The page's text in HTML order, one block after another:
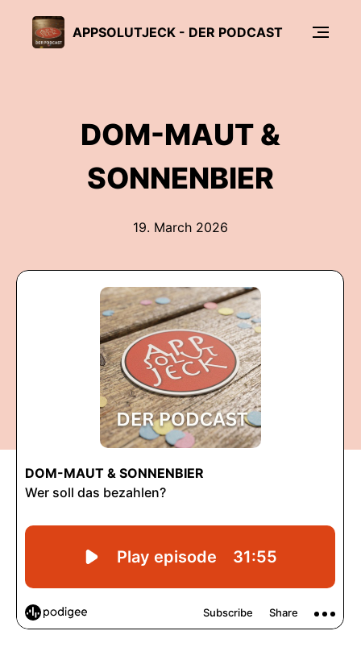
APPSOLUTJECK - DER PODCAST
DOM-MAUT &
SONNENBIER
19. March 2026